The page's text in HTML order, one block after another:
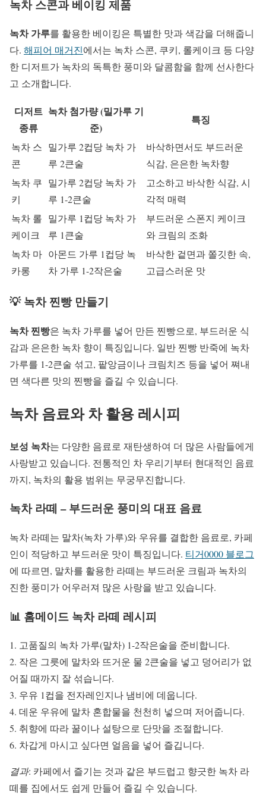
녹차 스콘과 베이킹 제품
녹차 가루를 활용한 베이킹은 특별한 맛과 색감을 더해줍니
다. 해피어 매거진에서는 녹차 스콘, 쿠키, 롤케이크 등 다양
한 디저트가 녹차의 독특한 풍미와 달콤함을 함께 선사한다
고 소개합니다.
디저트
종류
녹차 첨가량 (밀가루 기
준)
특징
녹차 스
콘
밀가루 2컵당 녹차 가
루 2큰술
바삭하면서도 부드러운
식감, 은은한 녹차향
녹차 쿠
키
밀가루 2컵당 녹차 가
루 1-2큰술
고소하고 바삭한 식감, 시
각적 매력
녹차 롤
케이크
밀가루 1컵당 녹차 가
루 1큰술
부드러운 스폰지 케이크
와 크림의 조화
녹차 마
카롱
아몬드 가루 1컵당 녹
차 가루 1-2작은술
바삭한 겉면과 쫄깃한 속,
고급스러운 맛
💡 녹차 찐빵 만들기
녹차 찐빵은 녹차 가루를 넣어 만든 찐빵으로, 부드러운 식
감과 은은한 녹차 향이 특징입니다. 일반 찐빵 반죽에 녹차
가루를 1-2큰술 섞고, 팥앙금이나 크림치즈 등을 넣어 쪄내
면 색다른 맛의 찐빵을 즐길 수 있습니다.
녹차 음료와 차 활용 레시피
보성 녹차는 다양한 음료로 재탄생하여 더 많은 사람들에게
사랑받고 있습니다. 전통적인 차 우리기부터 현대적인 음료
까지, 녹차의 활용 범위는 무궁무진합니다.
녹차 라떼 – 부드러운 풍미의 대표 음료
녹차 라떼는 말차(녹차 가루)와 우유를 결합한 음료로, 카페
인이 적당하고 부드러운 맛이 특징입니다. 티거0000 블로그
에 따르면, 말차를 활용한 라떼는 부드러운 크림과 녹차의
진한 풍미가 어우러져 많은 사랑을 받고 있습니다.
📊 홈메이드 녹차 라떼 레시피
1. 고품질의 녹차 가루(말차) 1-2작은술을 준비합니다.
2. 작은 그릇에 말차와 뜨거운 물 2큰술을 넣고 덩어리가 없
어질 때까지 잘 섞습니다.
3. 우유 1컵을 전자레인지나 냄비에 데웁니다.
4. 데운 우유에 말차 혼합물을 천천히 넣으며 저어줍니다.
5. 취향에 따라 꿀이나 설탕으로 단맛을 조절합니다.
6. 차갑게 마시고 싶다면 얼음을 넣어 즐깁니다.
결과: 카페에서 즐기는 것과 같은 부드럽고 향긋한 녹차 라
떼를 집에서도 쉽게 만들어 즐길 수 있습니다.